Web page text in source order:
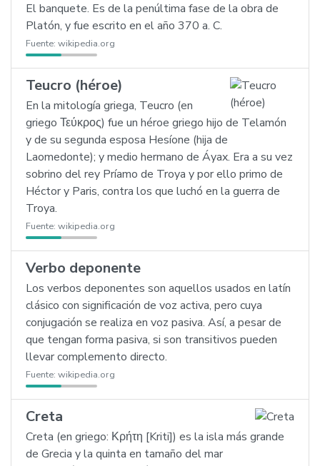
El banquete. Es de la penúltima fase de la obra de
Platón, y fue escrito en el año 370 a. C.
Fuente: wikipedia.org
Teucro (héroe)
En la mitología griega, Teucro (en
griego Τεύκρος) fue un héroe griego hijo de Telamón
y de su segunda esposa Hesíone (hija de
Laomedonte); y medio hermano de Áyax. Era a su vez
sobrino del rey Príamo de Troya y por ello primo de
Héctor y Paris, contra los que luchó en la guerra de
Troya.
Fuente: wikipedia.org
Verbo deponente
Los verbos deponentes son aquellos usados en latín
clásico con significación de voz activa, pero cuya
conjugación se realiza en voz pasiva. Así, a pesar de
que tengan forma pasiva, si son transitivos pueden
llevar complemento directo.
Fuente: wikipedia.org
Creta
Creta (en griego: Κρήτη [Kriti]) es la isla más grande
de Grecia y la quinta en tamaño del mar